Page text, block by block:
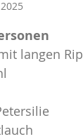
& Easy
bewertet.
langen